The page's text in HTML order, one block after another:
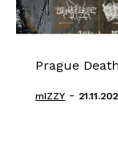
Prague
mIZZY -